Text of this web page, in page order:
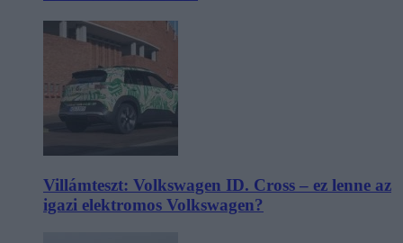
Villámteszt: Volkswagen ID. Cross – ez lenne az
igazi elektromos Volkswagen?